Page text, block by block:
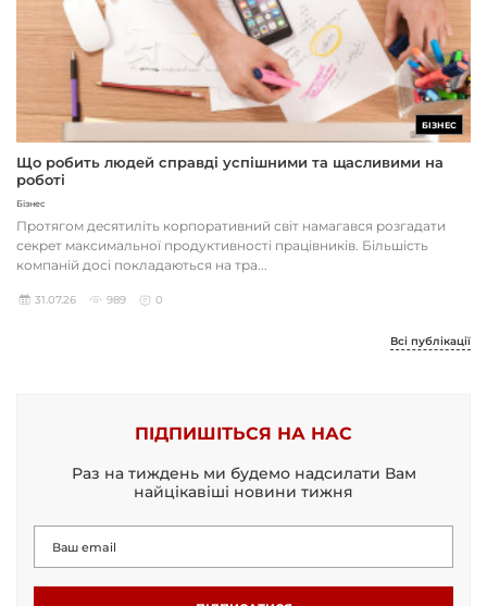
БІЗНЕС
Що робить людей справді успішними та щасливими на
роботі
Бізнес
Протягом десятиліть корпоративний світ намагався розгадати
секрет максимальної продуктивності працівників. Більшість
компаній досі покладаються на тра...
31.07.26 989 0
Всі публікації
ПІДПИШІТЬСЯ НА НАС
Раз на тиждень ми будемо надсилати Вам
найцікавіші новини тижня